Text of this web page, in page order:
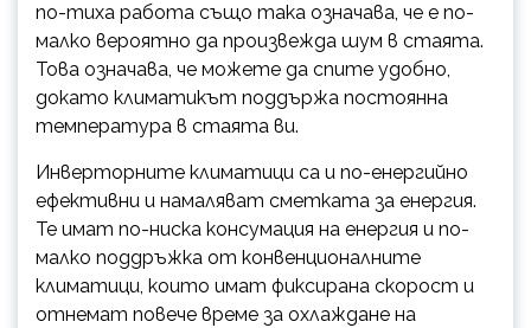
по-тиха работа също така означава, че е по-
малко вероятно да произвежда шум в стаята.
Това означава, че можете да спите удобно,
докато климатикът поддържа постоянна
температура в стаята ви.
Инверторните климатици са и по-енергийно
ефективни и намаляват сметката за енергия.
Те имат по-ниска консумация на енергия и по-
малко поддръжка от конвенционалните
климатици, които имат фиксирана скорост и
отнемат повече време за охлаждане на